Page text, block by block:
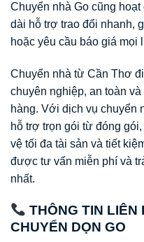
Chuyển nhà Go cũng
dài hỗ trợ trao đổi nhanh,
hoặc yêu cầu báo giá mọi
Chuyển nhà từ Cần Thơ
chuyên nghiệp, an toàn
hàng. Với dịch vụ chuyển
hỗ trợ trọn gói từ đóng
vệ tối đa tài sản và tiết
được tư vấn miễn phí và
nhất.
THÔNG TIN LIÊN
CHUYỂN DỌN GO